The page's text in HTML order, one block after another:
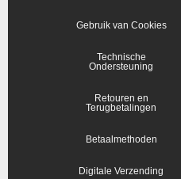
Gebruik van Cookies
Technische
Ondersteuning
Retouren en
Terugbetalingen
Betaalmethoden
Digitale Verzending